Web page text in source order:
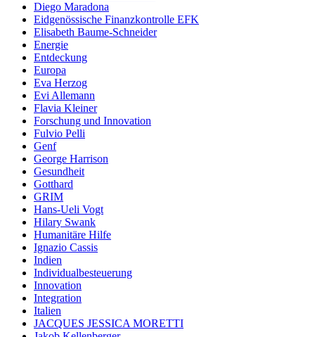
Diego Maradona
Eidgenössische Finanzkontrolle EFK
Elisabeth Baume-Schneider
Energie
Entdeckung
Europa
Eva Herzog
Evi Allemann
Flavia Kleiner
Forschung und Innovation
Fulvio Pelli
Genf
George Harrison
Gesundheit
Gotthard
GRIM
Hans-Ueli Vogt
Hilary Swank
Humanitäre Hilfe
Ignazio Cassis
Indien
Individualbesteuerung
Innovation
Integration
Italien
JACQUES JESSICA MORETTI